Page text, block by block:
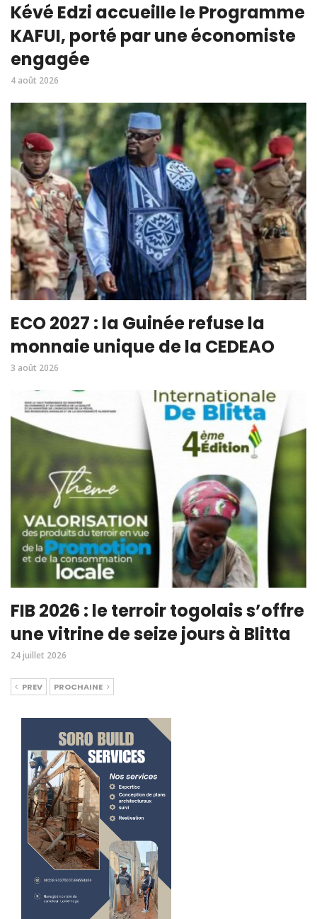
Kévé Edzi accueille le Programme
KAFUI, porté par une économiste
engagée
4 août 2026
ECO 2027 : la Guinée refuse la
monnaie unique de la CEDEAO
3 août 2026
FIB 2026 : le terroir togolais s’offre
une vitrine de seize jours à Blitta
24 juillet 2026
PREV PROCHAINE